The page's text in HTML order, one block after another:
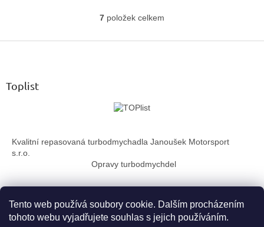
Tento web používá soubory cookie. Dalším procházením
tohoto webu vyjadřujete souhlas s jejich používáním.
O
l
p
k
v
ý
p
i
s
u
7 položek celkem
Toplist
Kvalitní repasovaná turbodmychadla Janoušek Motorsport
s.r.o.
Opravy turbodmychdel